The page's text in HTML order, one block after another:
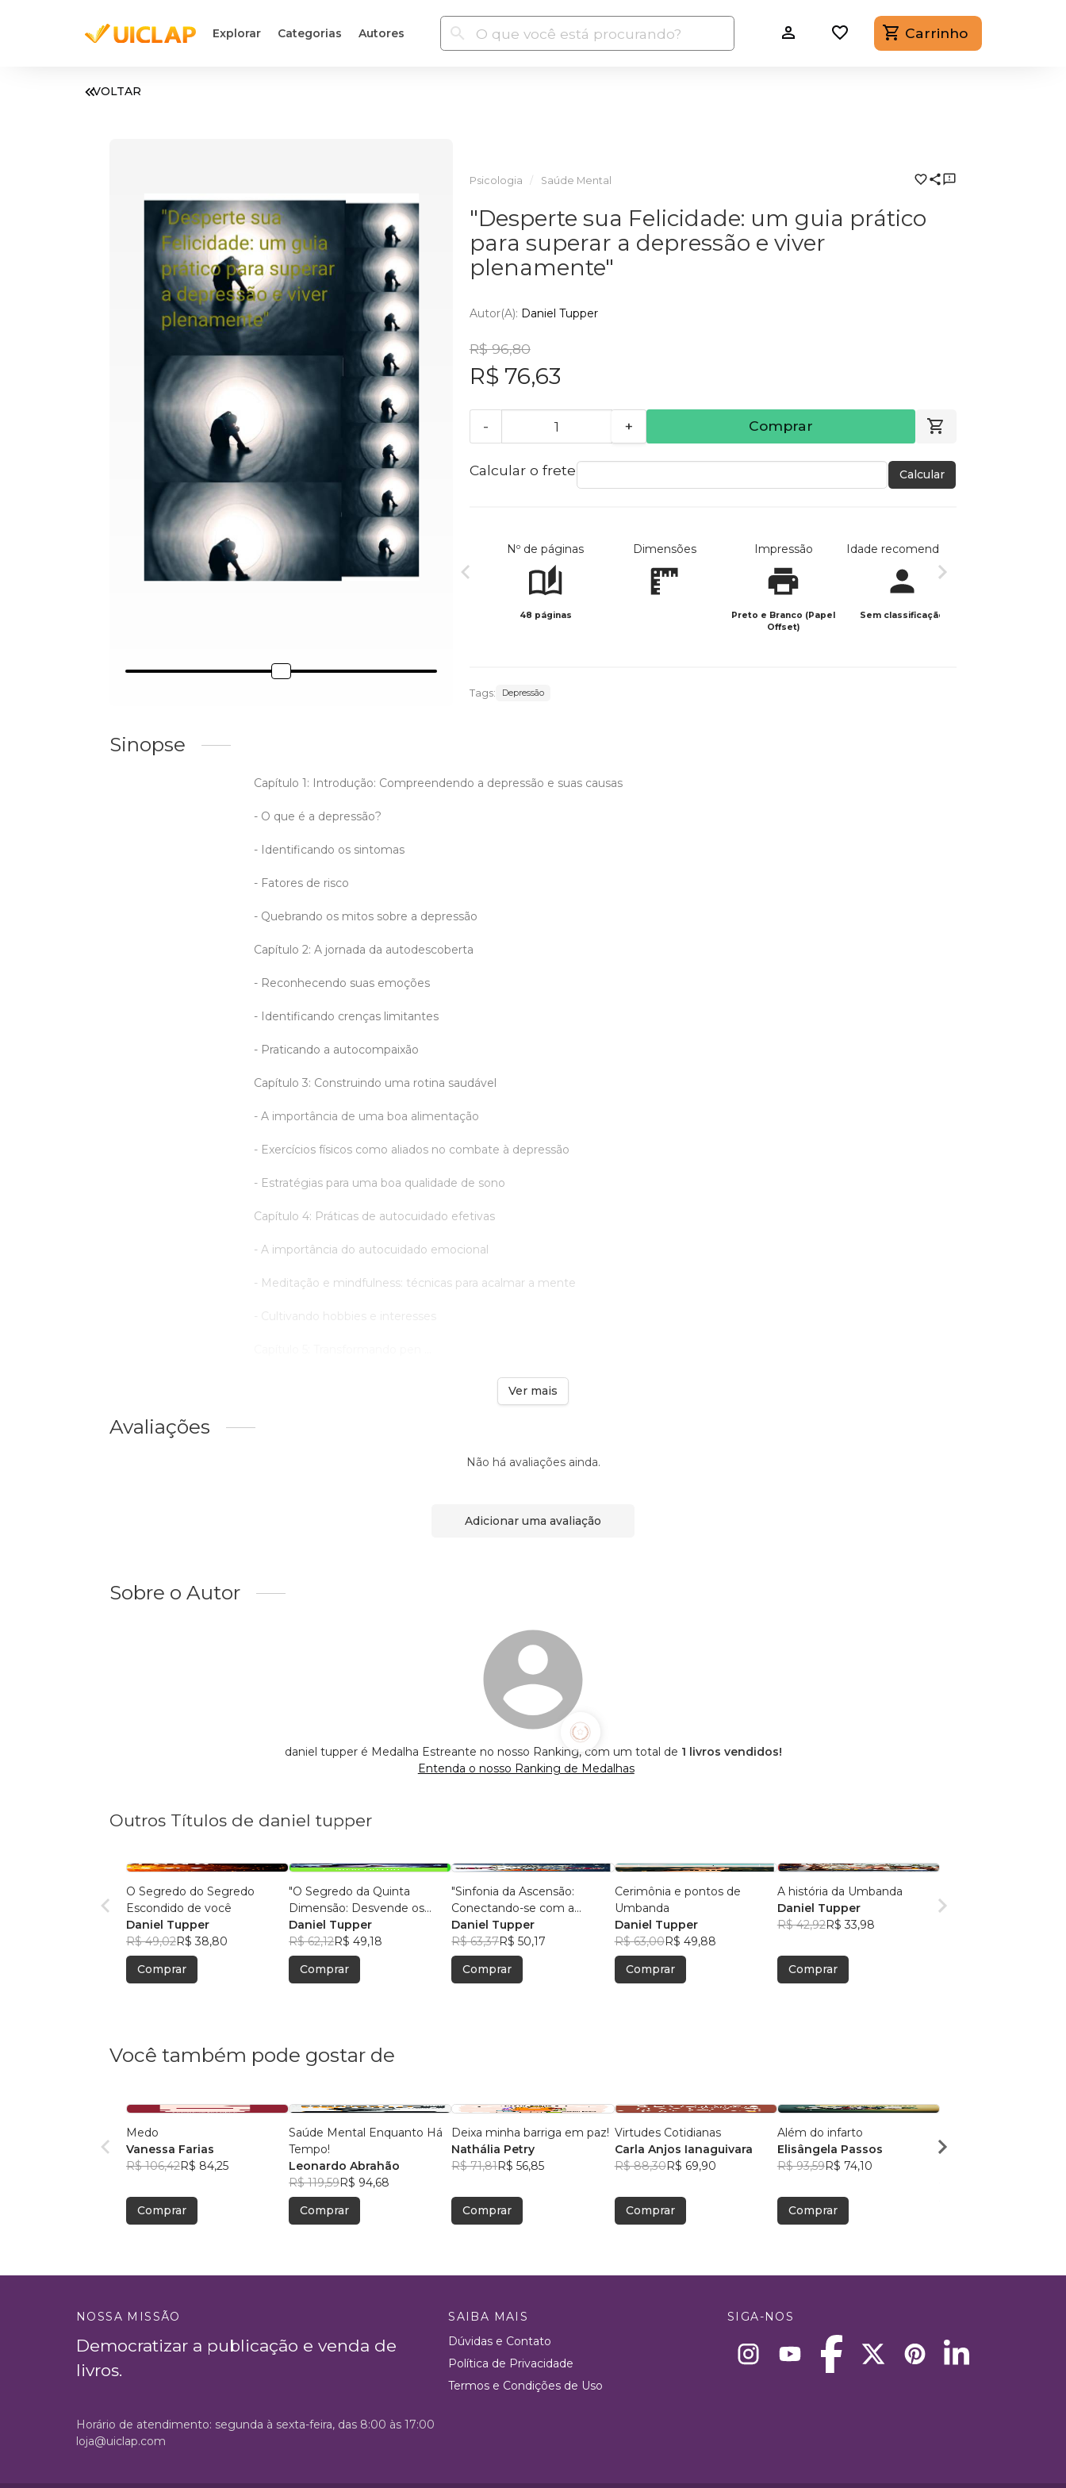
Explorar Categorias Autores Carrinho
VOLTAR
Psicologia Saúde Mental
"Desperte sua Felicidade: um guia prático
para superar a depressão e viver
plenamente"
Autor(a): Daniel Tupper
R$ 96,80
R$ 76,63
- + Comprar
Calcular o frete Calcular
Nº de páginas
48 páginas
Dimensões Impressão
Preto e Branco (Papel
Offset)
Idade recomendada
Sem classificação
Tags: Depressão
Sinopse
Capítulo 1: Introdução: Compreendendo a depressão e suas causas
- O que é a depressão?
- Identificando os sintomas
- Fatores de risco
- Quebrando os mitos sobre a depressão
Capítulo 2: A jornada da autodescoberta
- Reconhecendo suas emoções
- Identificando crenças limitantes
- Praticando a autocompaixão
Capítulo 3: Construindo uma rotina saudável
- A importância de uma boa alimentação
- Exercícios físicos como aliados no combate à depressão
- Estratégias para uma boa qualidade de sono
Capítulo 4: Práticas de autocuidado efetivas
- A importância do autocuidado emocional
- Meditação e mindfulness: técnicas para acalmar a mente
- Cultivando hobbies e interesses
Ver mais
Avaliações
Não há avaliações ainda.
Adicionar uma avaliação
Sobre o Autor
daniel tupper é Medalha Estreante no nosso Ranking, com um total de 1 livros vendidos!
Entenda o nosso Ranking de Medalhas
Outros Títulos de daniel tupper
O Segredo do Segredo
Escondido de você
Daniel Tupper
R$ 49,02R$ 38,80
Comprar
"O Segredo da Quinta
Dimensão: Desvende os
Mistérios do Universo
Paralelo"
Daniel Tupper
R$ 62,12R$ 49,18
Comprar
"Sinfonia da Ascensão:
Conectando-se com a
Maestria Espiritual"
Daniel Tupper
R$ 63,37R$ 50,17
Comprar
Cerimônia e pontos de
Umbanda
Daniel Tupper
R$ 63,00R$ 49,88
Comprar
A história da Umbanda
Daniel Tupper
R$ 42,92R$ 33,98
Comprar
Você também pode gostar de
Medo
Vanessa Farias
R$ 106,42R$ 84,25
Comprar
Saúde Mental Enquanto Há
Tempo!
Leonardo Abrahão
R$ 119,59R$ 94,68
Comprar
Deixa minha barriga em paz!
Nathália Petry
R$ 71,81R$ 56,85
Comprar
Virtudes Cotidianas
Carla Anjos Ianaguivara
R$ 88,30R$ 69,90
Comprar
Além do infarto
Elisângela Passos
R$ 93,59R$ 74,10
Comprar
adulto, equilíbrio
NOSSA MISSÃO
Democratizar a publicação e venda de
livros.
SAIBA MAIS
Dúvidas e Contato
Política de Privacidade
Termos e Condições de Uso
SIGA-NOS
Horário de atendimento: segunda à sexta-feira, das 8:00 às 17:00
loja@uiclap.com